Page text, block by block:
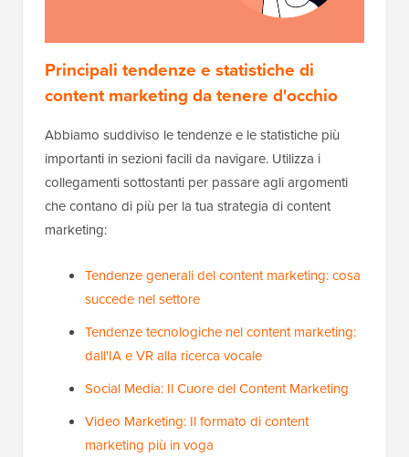
Principali tendenze e statistiche di
content marketing da tenere d'occhio
Abbiamo suddiviso le tendenze e le statistiche più
importanti in sezioni facili da navigare. Utilizza i
collegamenti sottostanti per passare agli argomenti
che contano di più per la tua strategia di content
marketing:
Tendenze generali del content marketing: cosa
succede nel settore
Tendenze tecnologiche nel content marketing:
dall'IA e VR alla ricerca vocale
Social Media: Il Cuore del Content Marketing
Video Marketing: Il formato di content
marketing più in voga